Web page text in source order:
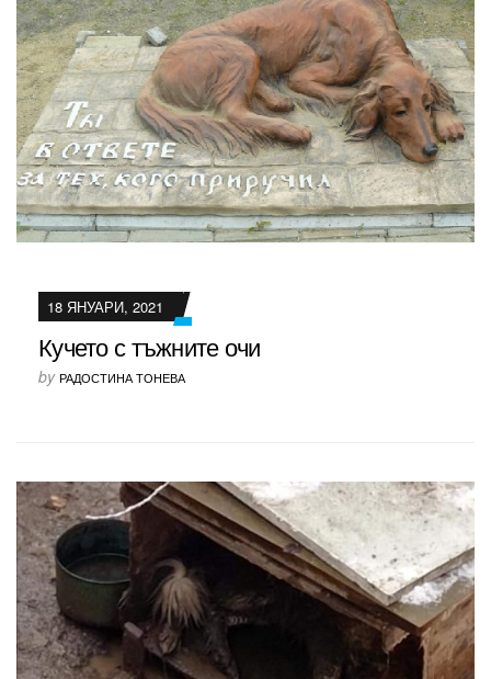
18 ЯНУАРИ, 2021
Кучето с тъжните очи
by РАДОСТИНА ТОНЕВА